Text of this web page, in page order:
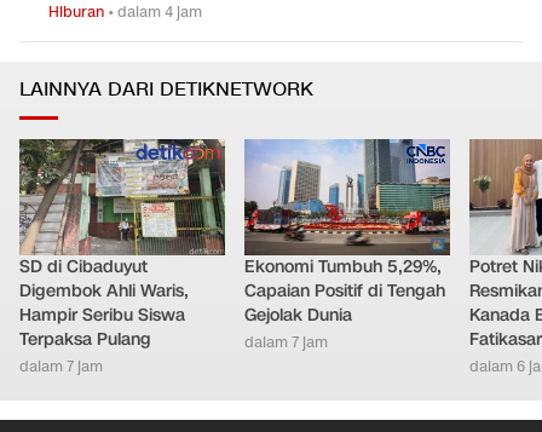
Hiburan •dalam 4 jam
LAINNYA DARI DETIKNETWORK
SD di Cibaduyut
Digembok Ahli Waris,
Hampir Seribu Siswa
Terpaksa Pulang
dalam 7 jam
Ekonomi Tumbuh 5,29%,
Capaian Positif di Tengah
Gejolak Dunia
dalam 7 jam
Potret
Kanada
dalam 6